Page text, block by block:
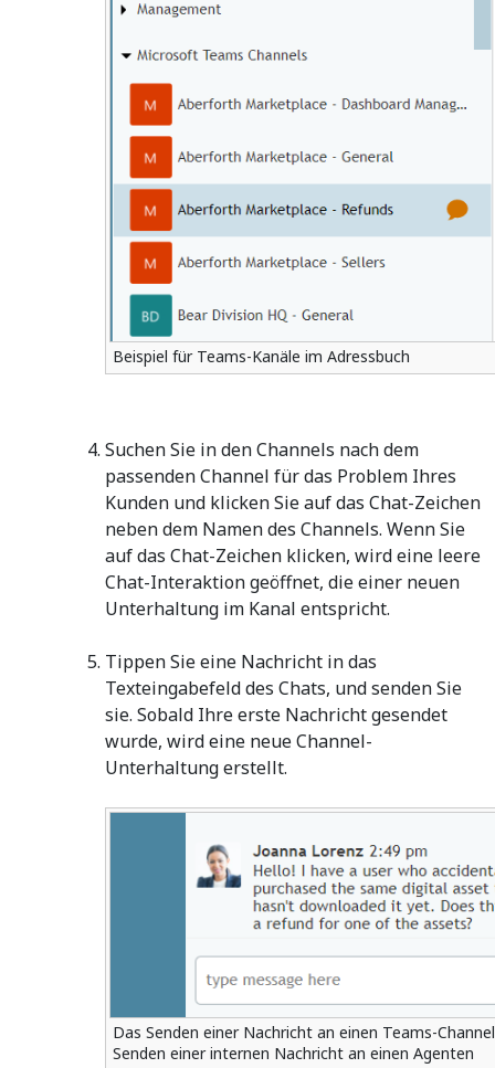
Beispiel für Teams-Kanäle im Adressbuch
Suchen Sie in den Channels nach dem
passenden Channel für das Problem Ihres
Kunden und klicken Sie auf das Chat-Zeichen
neben dem Namen des Channels. Wenn Sie
auf das Chat-Zeichen klicken, wird eine leere
Chat-Interaktion geöffnet, die einer neuen
Unterhaltung im Kanal entspricht.
Tippen Sie eine Nachricht in das
Texteingabefeld des Chats, und senden Sie
sie. Sobald Ihre erste Nachricht gesendet
wurde, wird eine neue Channel-
Unterhaltung erstellt.
Das Senden einer Nachricht an einen Teams-
Senden einer internen Nachricht an einen Agenten